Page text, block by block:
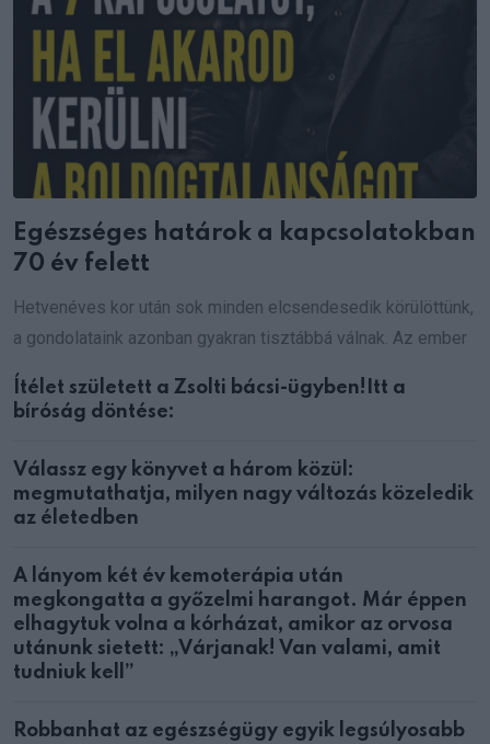
Egészséges határok a kapcsolatokban
70 év felett
Hetvenéves kor után sok minden elcsendesedik körülöttünk,
a gondolataink azonban gyakran tisztábbá válnak. Az ember
Ítélet született a Zsolti bácsi-ügyben!Itt a
bíróság döntése:
Válassz egy könyvet a három közül:
megmutathatja, milyen nagy változás közeledik
az életedben
A lányom két év kemoterápia után
megkongatta a győzelmi harangot. Már éppen
elhagytuk volna a kórházat, amikor az orvosa
utánunk sietett: „Várjanak! Van valami, amit
tudniuk kell”
Robbanhat az egészségügy egyik legsúlyosabb